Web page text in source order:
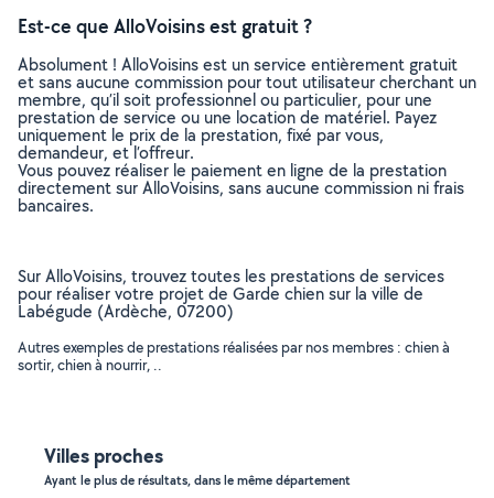
Est-ce que AlloVoisins est gratuit ?
Absolument ! AlloVoisins est un service entièrement gratuit
et sans aucune commission pour tout utilisateur cherchant un
membre, qu’il soit professionnel ou particulier, pour une
prestation de service ou une location de matériel. Payez
uniquement le prix de la prestation, fixé par vous,
demandeur, et l’offreur.
Vous pouvez réaliser le paiement en ligne de la prestation
directement sur AlloVoisins, sans aucune commission ni frais
bancaires.
Sur AlloVoisins, trouvez toutes les prestations de services
pour réaliser votre projet de Garde chien sur la ville de
Labégude (Ardèche, 07200)
Autres exemples de prestations réalisées par nos membres : chien à
sortir, chien à nourrir, ..
Villes proches
Ayant le plus de résultats, dans le même département